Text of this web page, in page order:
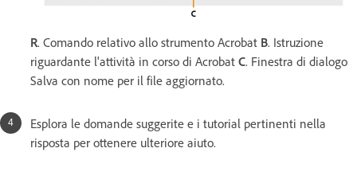
R. Comando relativo allo strumento Acrobat B. Istruzione
riguardante l'attività in corso di Acrobat C. Finestra di dialogo
Salva con nome per il file aggiornato.
Esplora le domande suggerite e i tutorial pertinenti nella
risposta per ottenere ulteriore aiuto.